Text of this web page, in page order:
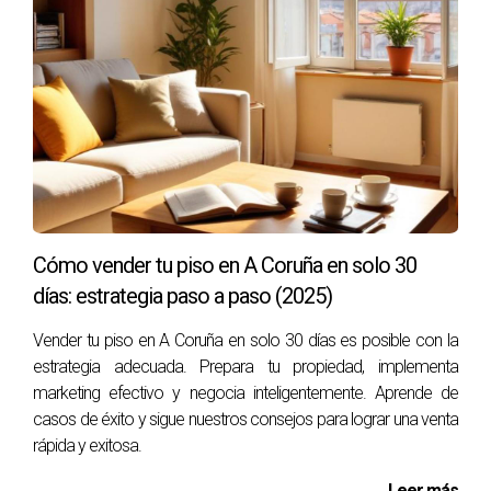
Caso 3: Laura y su Estrategia en Redes Sociales
-
Laura utilizó Instagram para mostrar su piso
mediante historias destacadas y publicaciones
atractivas. Su enfoque innovador le permitió conectar
con jóvenes compradores y vendió su propiedad en
menos de un mes.
Conclusión
Vender tu piso en A Coruña no tiene por qué ser
complicado ni llevar mucho tiempo. Siguiendo las
estrategias adecuadas de marketing online, presentando tu
inmueble correctamente y estableciendo un precio
competitivo, puedes lograr una venta exitosa en menos de
un mes. Recuerda que cada propiedad es única; adapta
estos consejos a tus necesidades específicas para
maximizar tus posibilidades de éxito. Si estás listo para dar
el siguiente paso o tienes alguna pregunta sobre el
Cómo vender tu piso en A Coruña en solo 30
días: estrategia paso a paso (2025)
Vender tu piso en A Coruña en solo 30 días es posible con la
estrategia adecuada. Prepara tu propiedad, implementa
marketing efectivo y negocia inteligentemente. Aprende de
casos de éxito y sigue nuestros consejos para lograr una venta
rápida y exitosa.